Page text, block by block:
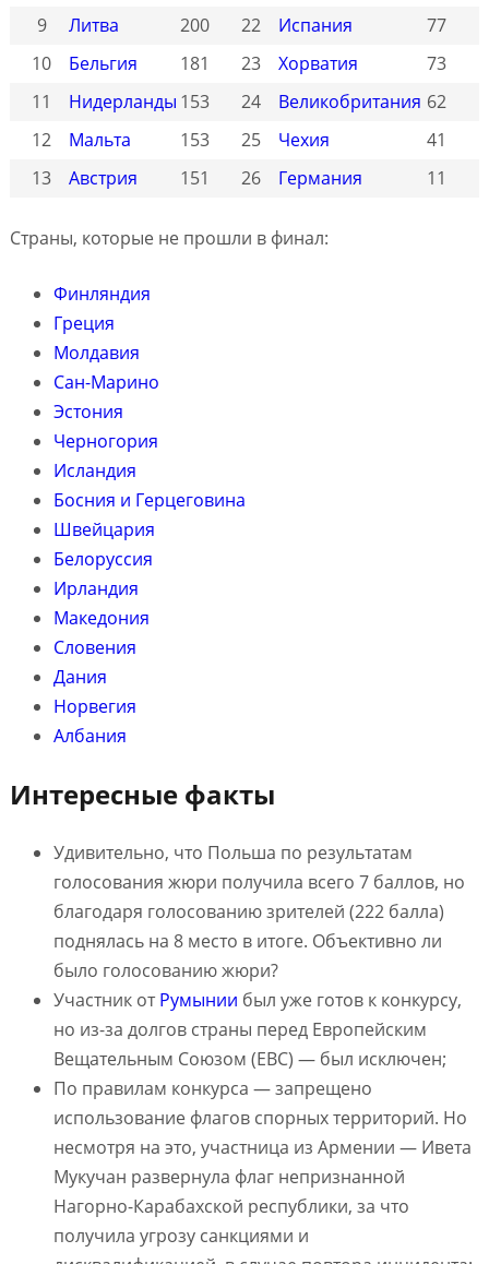
9
Литва 200 22 Испания
77
10
Бельгия 181 23 Хорватия
73
11
Нидерланды 153 24 Великобритания 62
12
Мальта 153 25 Чехия
41
13
Австрия 151 26 Германия 11
Страны, которые не прошли в финал:
Финляндия
Греция
Молдавия
Сан-Марино
Эстония
Черногория
Исландия
Босния и Герцеговина
Швейцария
Белоруссия
Ирландия
Македония
Словения
Дания
Норвегия
Албания
Интересные факты
Удивительно, что Польша по результатам
голосования жюри получила всего 7 баллов, но
благодаря голосованию зрителей (222 балла)
поднялась на 8 место в итоге. Объективно ли
было голосованию жюри?
Участник отРумынии был уже готов к конкурсу,
но из-за долгов страны перед Европейским
Вещательным Союзом (ЕВС) — был исключен;
По правилам конкурса — запрещено
использование флагов спорных территорий. Но
несмотря на это, участница из Армении — Ивета
Мукучан развернула флаг непризнанной
Нагорно-Карабахской республики, за что
получила угрозу санкциями и